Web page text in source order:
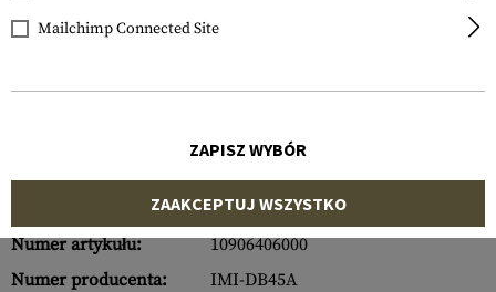
Numer artykułu:
10906406000
Numer producenta:
IMI-DB45A
Mailchimp Connected Site
ZAPISZ WYBÓR
ZAAKCEPTUJ WSZYSTKO